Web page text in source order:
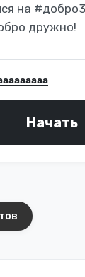
на
дружно!
Начать
тесты